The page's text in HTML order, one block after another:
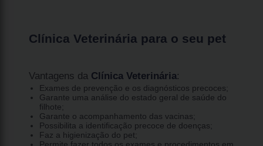
Clínica Veterinária para o seu pet
Vantagens da Clínica Veterinária:
Exames de prevenção e os diagnósticos precoces;
Garante uma análise do estado geral de saúde do
filhote;
Garante o acompanhamento das vacinas;
Possibilita a identificação precoce de doenças;
Faz a higienização do pet;
Permite fazer todos os exames e procedimentos em